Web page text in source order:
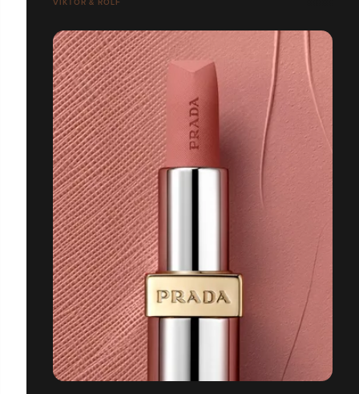
VIKTOR & ROLF